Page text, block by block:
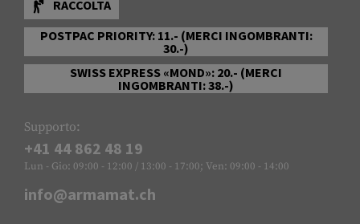
RACCOLTA
POSTPAC PRIORITY: 11.- (MERCI INGOMBRANTI:
30.-)
SWISS EXPRESS «MOND»: 20.- (MERCI
INGOMBRANTI: 38.-)
Supporto:
+41 44 862 48 19
Lun - Gio: 09:00 - 12:00 / 13:00 - 17:00; Ven: 09:00 - 14:00
info@armamat.ch